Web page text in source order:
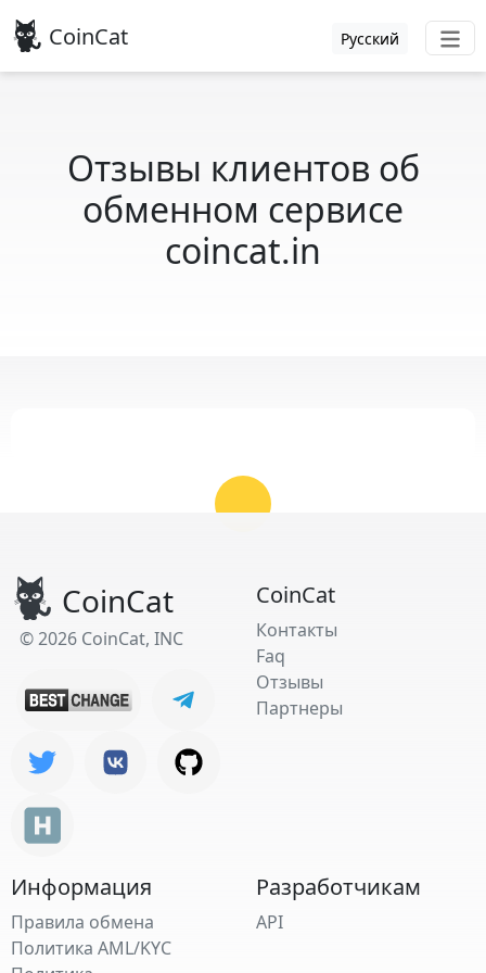
CoinCat Русский
Отзывы клиентов об
обменном сервисе
coincat.in
CoinCat
© 2026 CoinCat, INC
CoinCat
Контакты
Faq
Отзывы
Партнеры
Информация
Правила обмена
Политика AML/KYC
Разработчикам
API